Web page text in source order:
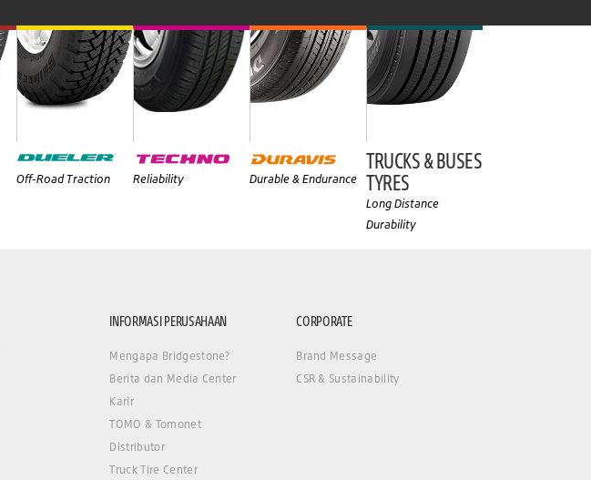
Off-Road Traction Reliability Durable & Endurance
TRUCKS & BUSES
TYRES
Long Distance
Durability
INFORMASI PERUSAHAAN
Mengapa Bridgestone?
Berita dan Media Center
Karir
TOMO & Tomonet
Distributor
Truck Tire Center
CORPORATE
Brand Message
CSR & Sustainability